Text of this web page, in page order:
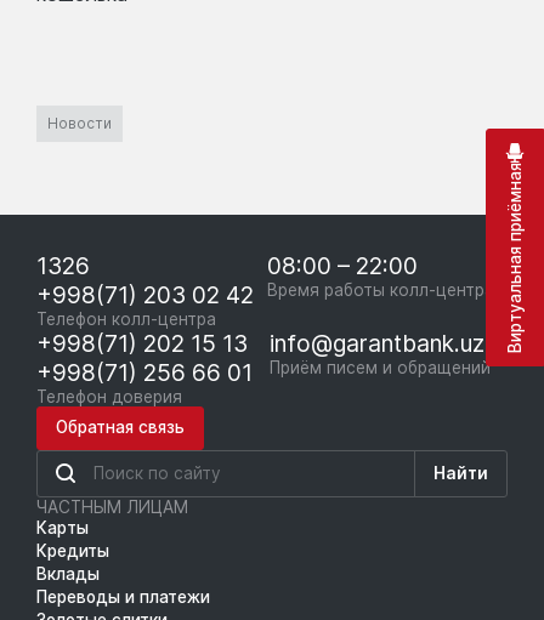
Новости
1326
+998(71) 203 02 42
Телефон колл-центра
08:00 – 22:00
Время работы колл-центра
+998(71) 202 15 13
+998(71) 256 66 01
Телефон доверия
info@garantbank.uz
Приём писем и обращений
Обратная связь
Найти
ЧАСТНЫМ ЛИЦАМ
Карты
Кредиты
Вклады
Переводы и платежи
Виртуальная приёмная